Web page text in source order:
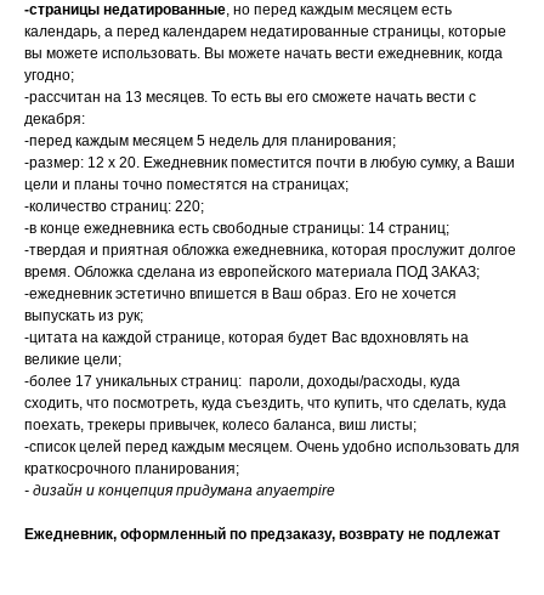
-страницы недатированные, но перед каждым месяцем есть
календарь, а перед календарем недатированные страницы, которые
вы можете использовать. Вы можете начать вести ежедневник, когда
угодно;
-рассчитан на 13 месяцев. То есть вы его сможете начать вести с
декабря:
-перед каждым месяцем 5 недель для планирования;
-размер: 12 х 20. Ежедневник поместится почти в любую сумку, а Ваши
цели и планы точно поместятся на страницах;
-количество страниц: 220;
-в конце ежедневника есть свободные страницы: 14 страниц;
-твердая и приятная обложка ежедневника, которая прослужит долгое
время. Обложка сделана из европейского материала ПОД ЗАКАЗ;
-ежедневник эстетично впишется в Ваш образ. Его не хочется
выпускать из рук;
-цитата на каждой странице, которая будет Вас вдохновлять на
великие цели;
-более 17 уникальных страниц: пароли, доходы/расходы, куда
сходить, что посмотреть, куда съездить, что купить, что сделать, куда
поехать, трекеры привычек, колесо баланса, виш листы;
-список целей перед каждым месяцем. Очень удобно использовать для
краткосрочного планирования;
- дизайн и концепция придумана anyaempire
Ежедневник, оформленный по предзаказу, возврату не подлежат